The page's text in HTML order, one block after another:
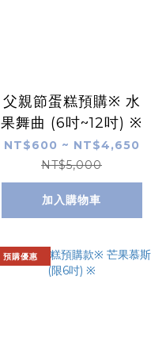
父親節蛋糕預購※ 水
果舞曲 (6吋~12吋) ※
NT$600 ~ NT$4,650
NT$5,000
加入購物車
預購優惠